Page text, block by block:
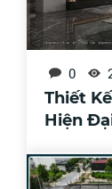
0
Thiết
Hiện